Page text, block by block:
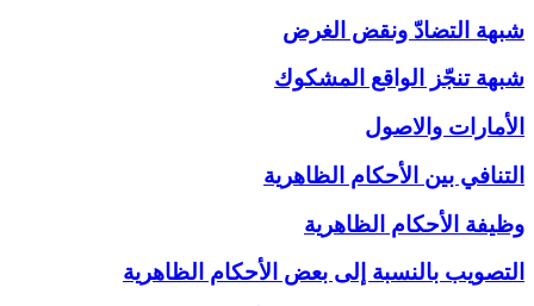
شبهة التضادّ ونقض الغرض
شبهة تنجّز الواقع المشكوك
الأمارات والاصول
التنافي بين الأحكام الظاهرية
وظيفة الأحكام الظاهرية
التصويب بالنسبة إلى‏ بعض الأحكام الظاهرية